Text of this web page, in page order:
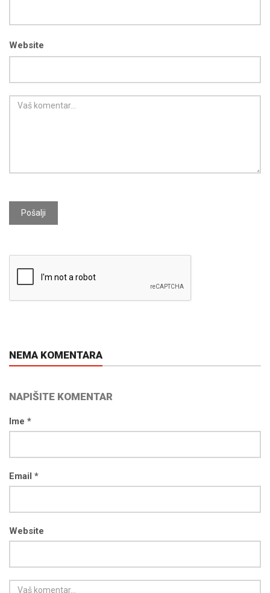
Website
Pošalji
NEMA KOMENTARA
NAPIŠITE KOMENTAR
Ime *
Email *
Website